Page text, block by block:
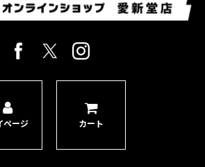
キャスト・エターナル] リクルシアン
(税込)
ウォーハンマー：エイジ・オヴ・シグマ
リユニットのシタデルミニチュア5体。
アン3体とメモリアン2体を収録。頭部や
ページ カート